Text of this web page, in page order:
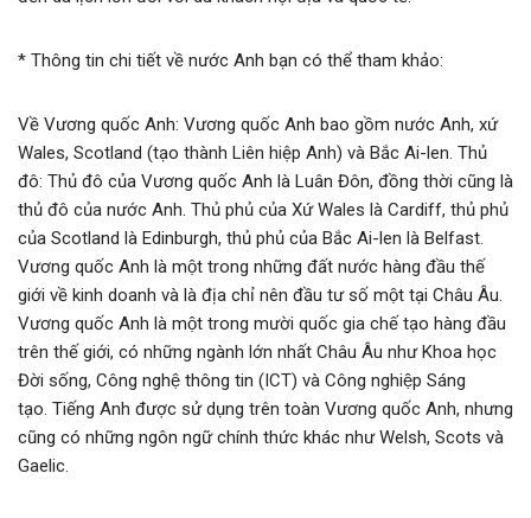
* Thông tin chi tiết về nước Anh bạn có thể tham khảo:
Về Vương quốc Anh: Vương quốc Anh bao gồm nước Anh, xứ
Wales, Scotland (tạo thành Liên hiệp Anh) và Bắc Ai-len. Thủ
đô: Thủ đô của Vương quốc Anh là Luân Đôn, đồng thời cũng là
thủ đô của nước Anh. Thủ phủ của Xứ Wales là Cardiff, thủ phủ
của Scotland là Edinburgh, thủ phủ của Bắc Ai-len là Belfast.
Vương quốc Anh là một trong những đất nước hàng đầu thế
giới về kinh doanh và là địa chỉ nên đầu tư số một tại Châu Âu.
Vương quốc Anh là một trong mười quốc gia chế tạo hàng đầu
trên thế giới, có những ngành lớn nhất Châu Âu như Khoa học
Đời sống, Công nghệ thông tin (ICT) và Công nghiệp Sáng
tạo. Tiếng Anh được sử dụng trên toàn Vương quốc Anh, nhưng
cũng có những ngôn ngữ chính thức khác như Welsh, Scots và
Gaelic.